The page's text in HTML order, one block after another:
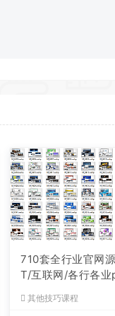
710套全行业官网
T/互联网/各行各业
其他技巧课程